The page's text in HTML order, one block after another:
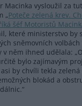
Macinka vysloužil za
„Poteče zelená krev.
šéf Motoristů
které ministerstvo by
sněmovních
v něm ihned udělala:
bylo zajímavým
by chvíli tekla
blokád a